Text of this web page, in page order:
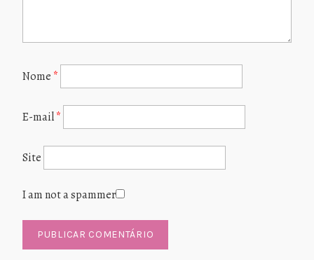
Nome *
E-mail*
Site
I am not a spammer